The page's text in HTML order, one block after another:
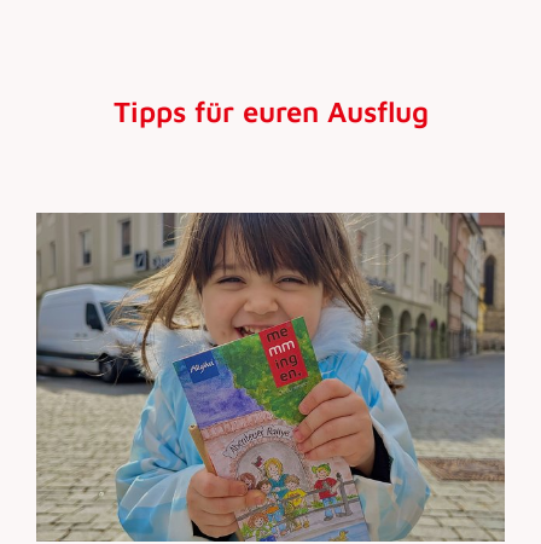
Tipps für euren Ausflug